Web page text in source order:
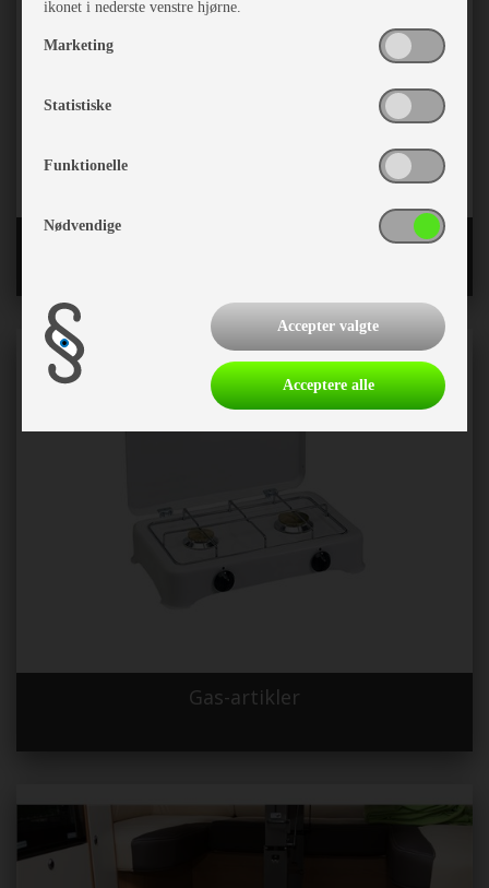
Gas-artikler
ikonet i nederste venstre hjørne.
Marketing
Statistiske
Funktionelle
Nødvendige
Accepter valgte
Acceptere alle